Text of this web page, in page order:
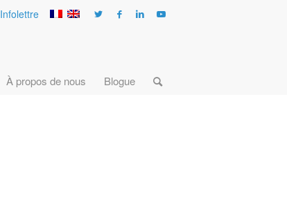
Infolettre
À propos de nous Blogue